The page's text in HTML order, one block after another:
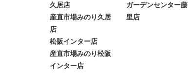
久居店
産直市場みのり久居
店
松阪インター店
産直市場みのり松阪
インター店
ガーデンセンター藤
里店